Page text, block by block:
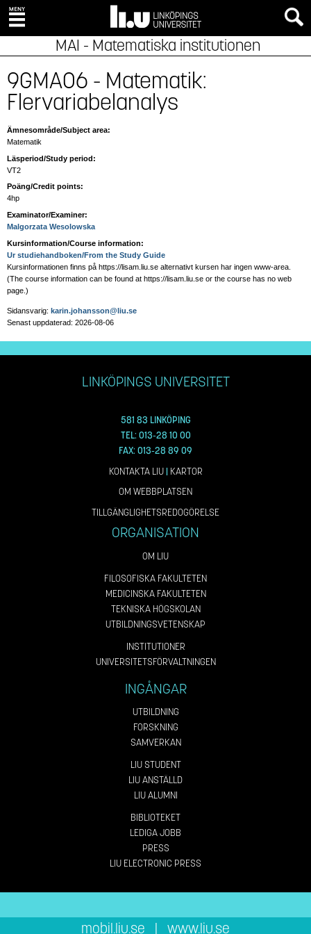
MAI - Matematiska institutionen
9GMA06 - Matematik:
Flervariabelanalys
Ämnesområde/Subject area:
Matematik
Läsperiod/Study period:
VT2
Poäng/Credit points:
4hp
Examinator/Examiner:
Malgorzata Wesolowska
Kursinformation/Course information:
Ur studiehandboken/From the Study Guide
Kursinformationen finns på https://lisam.liu.se alternativt kursen har ingen www-area.
(The course information can be found at https://lisam.liu.se or the course has no web
page .)
Sidansvarig: karin.johansson@liu.se
Senast uppdaterad: 2026-08-06
LINKÖPINGS UNIVERSITET
581 83 LINKÖPING
TEL: 013-28 10 00
FAX: 013-28 89 09
KONTAKTA LIU| KARTOR
OM WEBBPLATSEN
TILLGÄNGLIGHETSREDOGÖRELSE
ORGANISATION
OM LIU
FILOSOFISKA FAKULTETEN
MEDICINSKA FAKULTETEN
TEKNISKA HÖGSKOLAN
UTBILDNINGSVETENSKAP
INSTITUTIONER
UNIVERSITETSFÖRVALTNINGEN
INGÅNGAR
UTBILDNING
FORSKNING
SAMVERKAN
LIU STUDENT
LIU ANSTÄLLD
LIU ALUMNI
BIBLIOTEKET
LEDIGA JOBB
PRESS
LIU ELECTRONIC PRESS
mobil.liu.se www.liu.se